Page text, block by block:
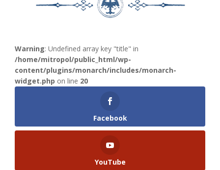
Warning: Undefined array key "title" in
/home/mitropol/public_html/wp-
content/plugins/monarch/includes/monarch-
widget.php on line 20
Facebook
YouTube